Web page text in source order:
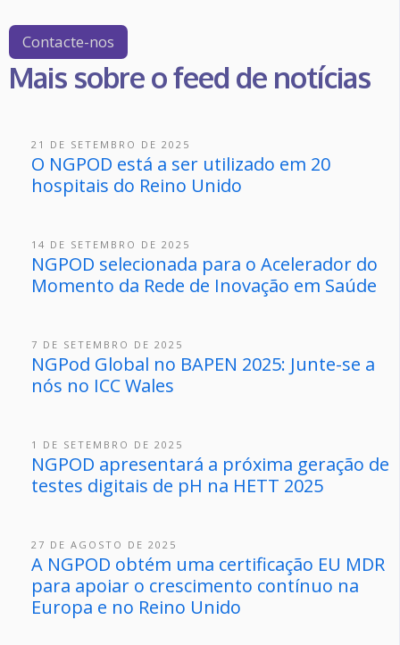
Contacte-nos
Mais sobre o feed de notícias
21 DE SETEMBRO DE 2025
O NGPOD está a ser utilizado em 20
hospitais do Reino Unido
14 DE SETEMBRO DE 2025
NGPOD selecionada para o Acelerador do
Momento da Rede de Inovação em Saúde
7 DE SETEMBRO DE 2025
NGPod Global no BAPEN 2025: Junte-se a
nós no ICC Wales
1 DE SETEMBRO DE 2025
NGPOD apresentará a próxima geração de
testes digitais de pH na HETT 2025
27 DE AGOSTO DE 2025
A NGPOD obtém uma certificação EU MDR
para apoiar o crescimento contínuo na
Europa e no Reino Unido